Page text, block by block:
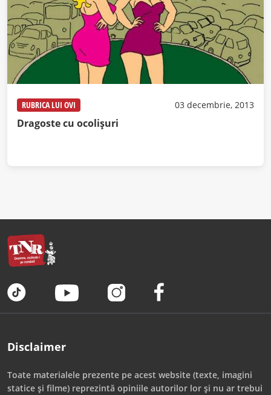
RUBRICA LUI OVI 03 decembrie, 2013
Dragoste cu ocolişuri
Disclaimer
Toate materialele prezente pe acest website (texte, imagini
statice și filme) reprezintă opiniile autorilor lor și nu ar trebui